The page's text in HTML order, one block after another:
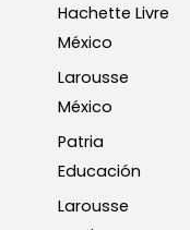
Hachette Livre
México
Larousse
México
Patria
Educación
Larousse